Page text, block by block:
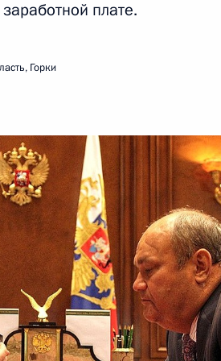
резервного фонда
данных по итогам
в Пензенской области
плате.
Горки